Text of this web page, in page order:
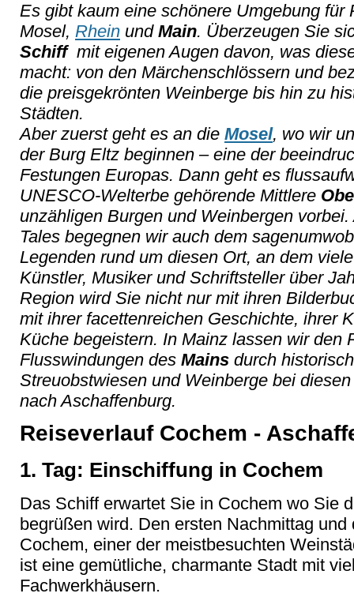
Es gibt kaum eine schönere Umgebung für
Mosel, Rhein und Main. Überzeugen Sie
Schiffmit eigenen Augen davon, was
macht: von den Märchenschlössern und
die preisgekrönten Weinberge bis hin zu
Städten.
Aber zuerst geht es an die Mosel, wo wir
der Burg Eltz beginnen – eine der
Festungen Europas. Dann geht es
UNESCO-Welterbe gehörende Mittlere
unzähligen Burgen und Weinbergen
Tales begegnen wir auch dem
Legenden rund um diesen Ort, an dem
Künstler, Musiker und Schriftsteller über
Region wird Sie nicht nur mit ihren
mit ihrer facettenreichen Geschichte, ihrer
Küche begeistern. In Mainz lassen wir den
Flusswindungen des Mains durch
Streuobstwiesen und Weinberge bei
nach Aschaffenburg.
Reiseverlauf Cochem -
1. Tag: Einschiffung in Cochem
Das Schiff erwartet Sie in Cochem wo Sie
begrüßen wird. Den ersten Nachmittag
Cochem, einer der meistbesuchten
ist eine gemütliche, charmante Stadt mit
Fachwerkhäusern.